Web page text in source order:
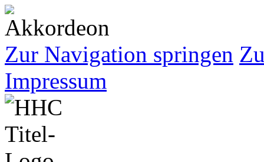
Zur Navigation springen
Impressum